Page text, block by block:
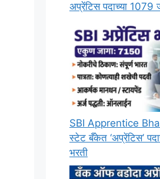
अप्रेंटिस पदाच्या 1079
SBI Apprentice
स्टेट बँकेत ‘अप्रेंटिस’
भरती